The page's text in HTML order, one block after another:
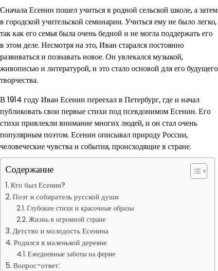
Сначала Есенин пошел учиться в родной сельской школе, а затем
в городской учительской семинарии. Учиться ему не было легко,
так как его семья была очень бедной и не могла поддержать его
в этом деле. Несмотря на это, Иван старался постоянно
развиваться и познавать новое. Он увлекался музыкой,
живописью и литературой, и это стало основой для его будущего
творчества.
В 1914 году Иван Есенин переехал в Петербург, где и начал
публиковать свои первые стихи под псевдонимом Есенин. Его
стихи привлекли внимание многих людей, и он стал очень
популярным поэтом. Есенин описывал природу России,
человеческие чувства и события, происходящие в стране.
Содержание
Кто был Есенин?
Поэт и собиратель русской души
Глубокие стихи и красочные образы
Жизнь в огромной стране
Детство и молодость Есенина
Родился в маленькой деревне
Ежедневные заботы на ферме
Вопрос-ответ: